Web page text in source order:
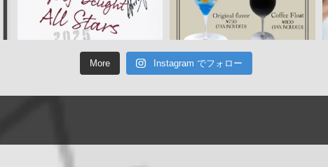
More Instagram でフォロー